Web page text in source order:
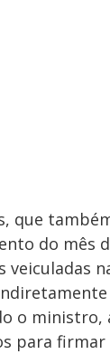
que
do mês
veiculadas
o
para